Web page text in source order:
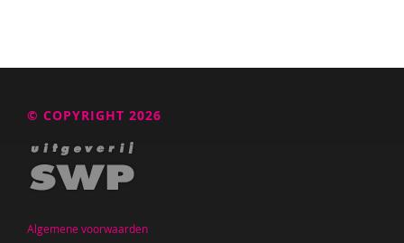
© COPYRIGHT 2026
Algemene voorwaarden